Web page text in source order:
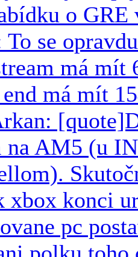
o GRE
To se
má
má mít
na AM5 (u
xbox konci
pc